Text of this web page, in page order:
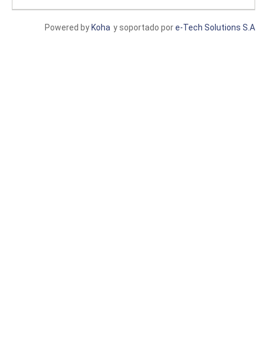
y soportado pore-Tech Solutions S.A
Powered by Koha